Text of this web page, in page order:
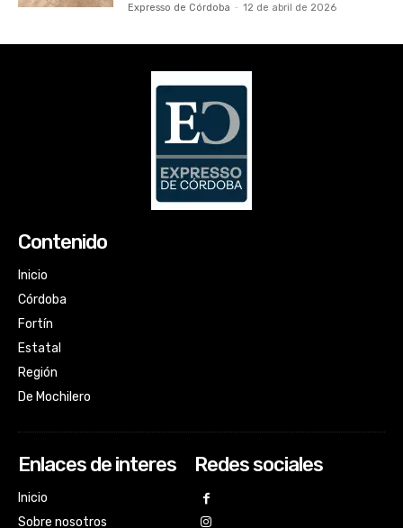
Expresso de Córdoba - 12 de abril de 2026
Contenido
Inicio
Córdoba
Fortín
Estatal
Región
De Mochilero
Enlaces de interes
Inicio
Sobre nosotros
Redes sociales